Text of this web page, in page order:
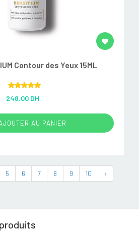
Contour des Yeux 15ML
out of 5
248.00 DH
AU PANIER
5 6 7 8 9 10 ›